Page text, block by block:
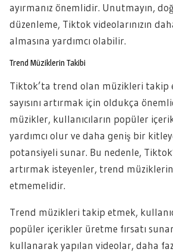
ayırmanız önemlidir. Unutmayın,
düzenleme, Tiktok videolarınızın
almasına yardımcı olabilir.
Trend Müziklerin Takibi
Tiktok’ta trend olan müzikleri takip
sayısını artırmak için oldukça
müzikler, kullanıcıların popüler
yardımcı olur ve daha geniş bir
potansiyeli sunar. Bu nedenle,
artırmak isteyenler, trend
etmemelidir.
Trend müzikleri takip etmek,
popüler içerikler üretme fırsatı
kullanarak yapılan videolar, daha